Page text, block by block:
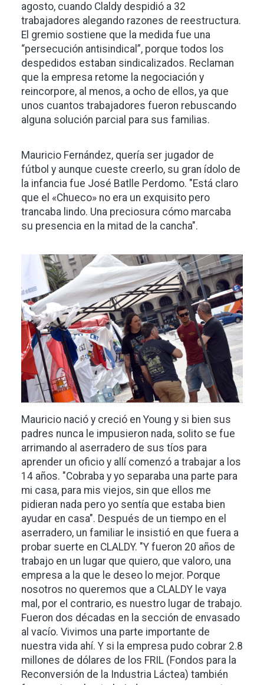
agosto, cuando Claldy despidió a 32
trabajadores alegando razones de reestructura.
El gremio sostiene que la medida fue una
“persecución antisindical”, porque todos los
despedidos estaban sindicalizados. Reclaman
que la empresa retome la negociación y
reincorpore, al menos, a ocho de ellos, ya que
unos cuantos trabajadores fueron rebuscando
alguna solución parcial para sus familias.
Mauricio Fernández, quería ser jugador de
fútbol y aunque cueste creerlo, su gran ídolo de
la infancia fue José Batlle Perdomo. "Está claro
que el «Chueco» no era un exquisito pero
trancaba lindo. Una preciosura cómo marcaba
su presencia en la mitad de la cancha".
Imagen
Mauricio nació y creció en Young y si bien sus
padres nunca le impusieron nada, solito se fue
arrimando al aserradero de sus tíos para
aprender un oficio y allí comenzó a trabajar a los
14 años. "Cobraba y yo separaba una parte para
mi casa, para mis viejos, sin que ellos me
pidieran nada pero yo sentía que estaba bien
ayudar en casa". Después de un tiempo en el
aserradero, un familiar le insistió en que fuera a
probar suerte en CLALDY. "Y fueron 20 años de
trabajo en un lugar que quiero, que valoro, una
empresa a la que le deseo lo mejor. Porque
nosotros no queremos que a CLALDY le vaya
mal, por el contrario, es nuestro lugar de trabajo.
Fueron dos décadas en la sección de envasado
al vacío. Vivimos una parte importante de
nuestra vida ahí. Y si la empresa pudo cobrar 2.8
millones de dólares de los FRIL (Fondos para la
Reconversión de la Industria Láctea) también